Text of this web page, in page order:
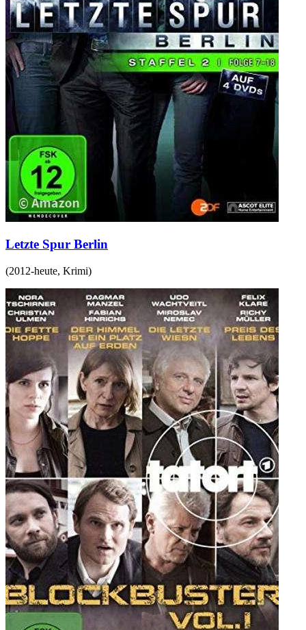
Letzte Spur Berlin
(2012-heute, Krimi)